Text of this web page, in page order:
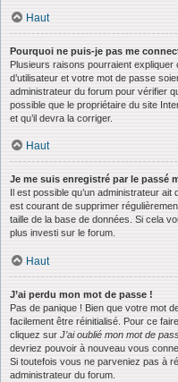
Haut
Pourquoi ne puis-je pas me
Plusieurs raisons pourraient
d’utilisateur et votre mot de passe
administrateur du forum pour vérifier
possible que le propriétaire du site
et qu’il devra la corriger.
Haut
Je me suis enregistré par le passé
Il est possible qu’un administrateur
est courant de supprimer
taille de la base de données. Si cela
plus investi sur le forum.
Haut
J’ai perdu mon mot de passe !
Pas de panique ! Bien que votre mot
facilement être réinitialisé. Pour ce
cliquez sur J’ai oublié mon mot de
devriez pouvoir à nouveau vous
Si toutefois vous ne parveniez pas à
administrateur du forum.